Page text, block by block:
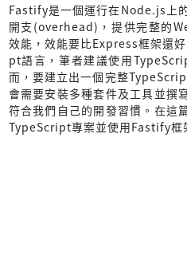
Fastify是一個運行在Node.js上
開支(overhead)，提供完整的
效能，效能要比Express框架還
pt語言，筆者建議使用
而，要建立出一個完整
會需要安裝多種套件及工具並撰
符合我們自己的開發習慣。在這
TypeScript專案並使用Fastify框